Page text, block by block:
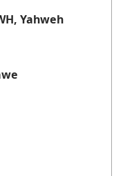
Yahweh